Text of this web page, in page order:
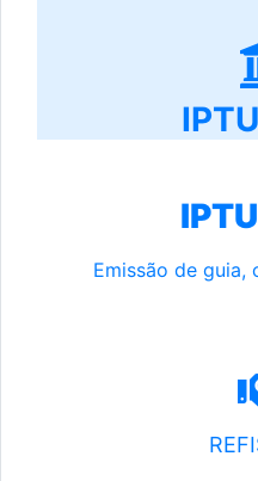
Emissão de guia,